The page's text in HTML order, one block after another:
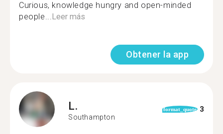
Curious, knowledge hungry and open-minded
people...Leer más
Obtener la app
L.
Southampton
format_quote 3